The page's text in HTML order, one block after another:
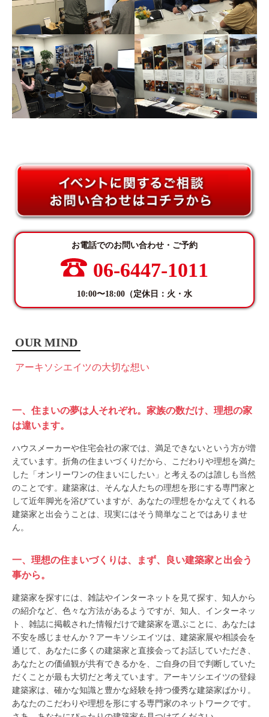
お電話でのお問い合わせ・ご予約
06-6447-1011
10:00〜18:00（定休日：火・水
OUR MIND
アーキソシエイツの大切な想い
一、住まいの夢は人それぞれ。家族の数だけ、理想の家
は違います。
ハウスメーカーや住宅会社の家では、満足できないという方が増
えています。折角の住まいづくりだから、こだわりや理想を満た
した「オンリーワンの住まいにしたい」と考えるのは誰しも当然
のことです。建築家は、そんな人たちの理想を形にする専門家と
して近年脚光を浴びていますが、あなたの理想をかなえてくれる
建築家と出会うことは、現実にはそう簡単なことではありませ
ん。
一、理想の住まいづくりは、まず、良い建築家と出会う
事から。
建築家を探すには、雑誌やインターネットを見て探す、知人から
の紹介など、色々な方法があるようですが、知人、インターネッ
ト、雑誌に掲載された情報だけで建築家を選ぶことに、あなたは
不安を感じませんか？アーキソシエイツは、建築家展や相談会を
通じて、あなたに多くの建築家と直接会ってお話していただき、
あなたとの価値観が共有できるかを、ご自身の目で判断していた
だくことが最も大切だと考えています。アーキソシエイツの登録
建築家は、確かな知識と豊かな経験を持つ優秀な建築家ばかり。
あなたのこだわりや理想を形にする専門家のネットワークです。